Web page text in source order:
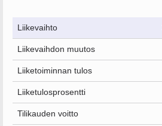
Liikevaihto
Liikevaihdon muutos
Liiketoiminnan tulos
Liiketulosprosentti
Tilikauden voitto